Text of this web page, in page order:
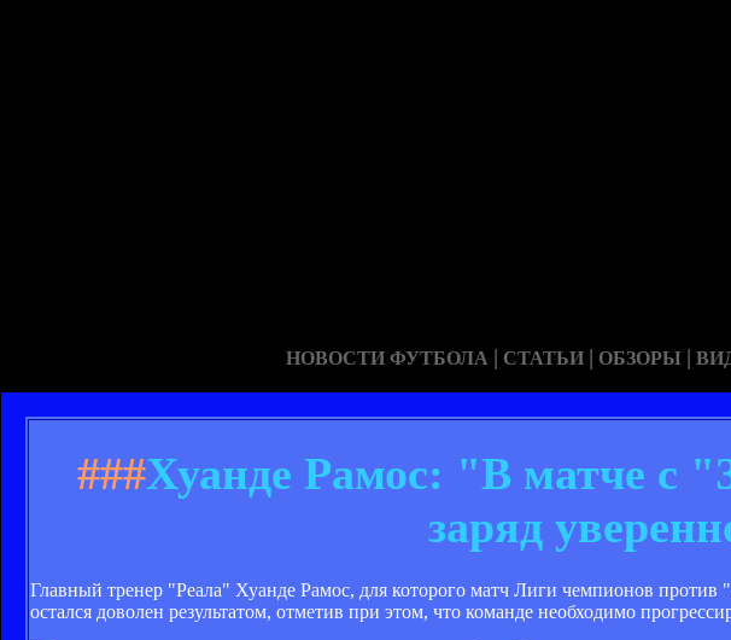
НОВОСТИ ФУТБОЛА | СТАТЬИ | ОБЗОРЫ |
###Хуанде Рамос: "В матче с
заряд
Главный тренер "Реала" Хуанде Рамос, для которого матч Лиги чемпионов против
остался доволен результатом, отметив при этом, что команде необходимо